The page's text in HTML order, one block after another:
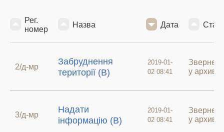
Рег.
номер
Назва Дата
2/д-мр
Забруднення
території (В)
2019-01-
02 08:41
у архиві
3/д-мр
Надати
інформацію (В)
2019-01-
02 08:41
у архиві